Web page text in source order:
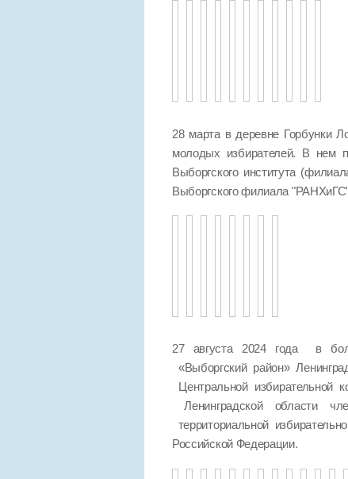
28 марта в деревне Горбунки
молодых избирателей. В нем
Выборгского института
Выборгского филиала
27 августа 2024 года в
«Выборгский район»
Центральной
Ленинградской области
территориальной
Российской Федерации.